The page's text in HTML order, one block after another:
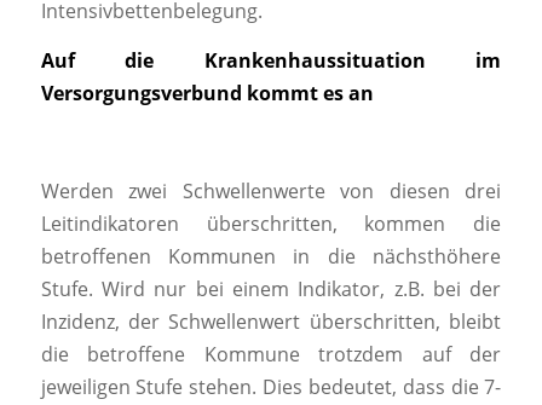
Intensivbettenbelegung.
Auf die Krankenhaussituation im
Versorgungsverbund kommt es an
Werden zwei Schwellenwerte von diesen drei
Leitindikatoren überschritten, kommen die
betroffenen Kommunen in die nächsthöhere
Stufe. Wird nur bei einem Indikator, z.B. bei der
Inzidenz, der Schwellenwert überschritten, bleibt
die betroffene Kommune trotzdem auf der
jeweiligen Stufe stehen. Dies bedeutet, dass die 7-